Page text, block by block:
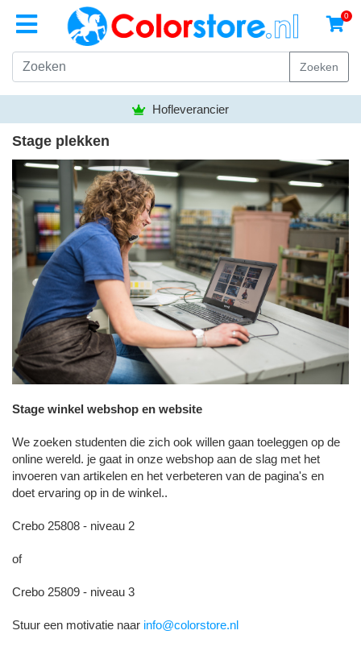
0
Zoeken
Hofleverancier
Stage plekken
Stage winkel webshop en website
We zoeken studenten die zich ook willen gaan toeleggen op de
online wereld. je gaat in onze webshop aan de slag met het
invoeren van artikelen en het verbeteren van de pagina's en
doet ervaring op in de winkel..
Crebo 25808 - niveau 2
of
Crebo 25809 - niveau 3
Stuur een motivatie naar info@colorstore.nl